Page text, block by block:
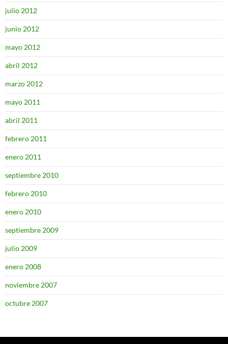
julio 2012
junio 2012
mayo 2012
abril 2012
marzo 2012
mayo 2011
abril 2011
febrero 2011
enero 2011
septiembre 2010
febrero 2010
enero 2010
septiembre 2009
julio 2009
enero 2008
noviembre 2007
octubre 2007